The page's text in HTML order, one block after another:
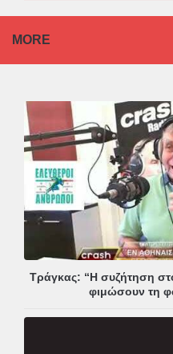
MORE
Τράγκας: “Η συζήτηση
φιμώσουν τη